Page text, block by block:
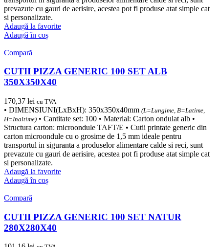
prevazute cu gauri de aerisire, acestea pot fi produse atat simple cat
si personalizate.
Adaugă la favorite
Adaugă în coș
Compară
CUTII PIZZA GENERIC 100 SET ALB
350X350X40
170,37 lei cu TVA
• DIMENSIUNI(LxBxH): 350x350x40mm (L=Lungime, B=Latime,
H=Inaltime) • Cantitate set: 100 • Material: Carton ondulat alb •
Structura carton: microondule TAFT/E • Cutii printate generic din
carton microondule cu o grosime de 1,5 mm ideale pentru
transportul in siguranta a produselor alimentare calde si reci, sunt
prevazute cu gauri de aerisire, acestea pot fi produse atat simple cat
si personalizate.
Adaugă la favorite
Adaugă în coș
Compară
CUTII PIZZA GENERIC 100 SET NATUR
280X280X40